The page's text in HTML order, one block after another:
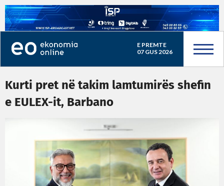
E PREMTE
07 GUS 2026
Kurti pret në takim lamtumirës shefin
e EULEX-it, Barbano